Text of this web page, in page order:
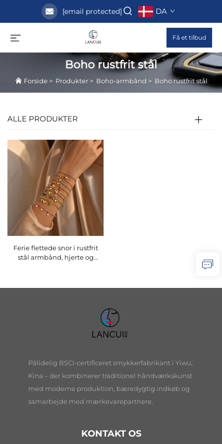
[email protected] DA
Få et tilbud
Boho rustfrit stål
Forside> Produkter> Boho-armbånd > Boho rustfrit stål
ALLE PRODUKTER
Ferie flettede snor i rustfrit
stål armbånd, hjerte og
Pålidelig BSCI-certificeret smykkerfabrikant i Yiwu,
Kina – der kombinerer traditionel håndværkskunst
med moderne produktion, bæredygtig indkøb og
samarbejde med mærkevarepartnere.
KONTAKT OS